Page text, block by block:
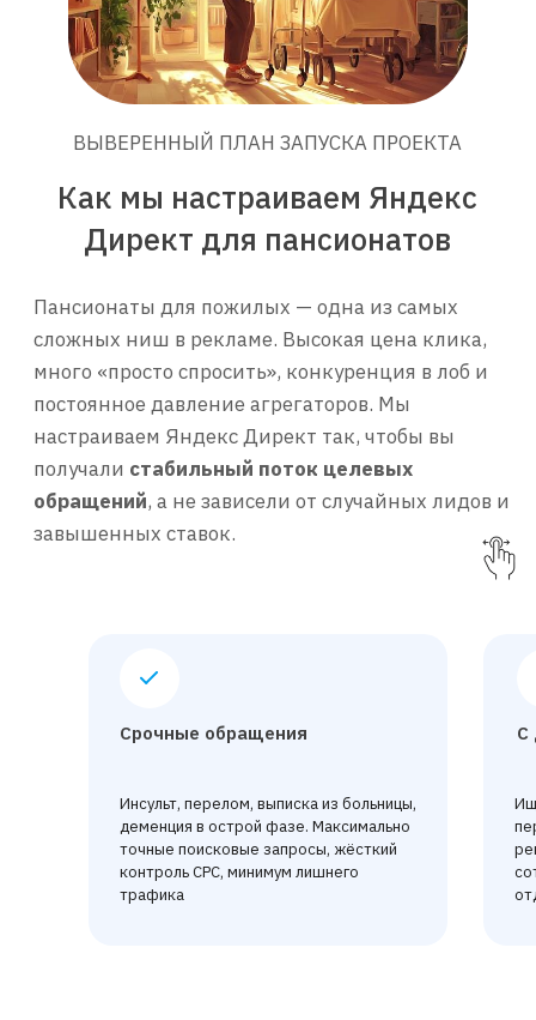
Срочные обращения
Инсульт, перелом, выписка из больницы,
деменция в острой фазе. Максимально
точные поисковые запросы, жёсткий
контроль CPC, минимум лишнего
трафика
С